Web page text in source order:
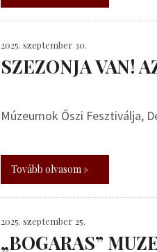
2025. szeptember 30.
SZEZONJA VAN!
Múzeumok Őszi Fesztiválja,
Tovább olvasom »
2025. szeptember 25.
„BOGARAS”